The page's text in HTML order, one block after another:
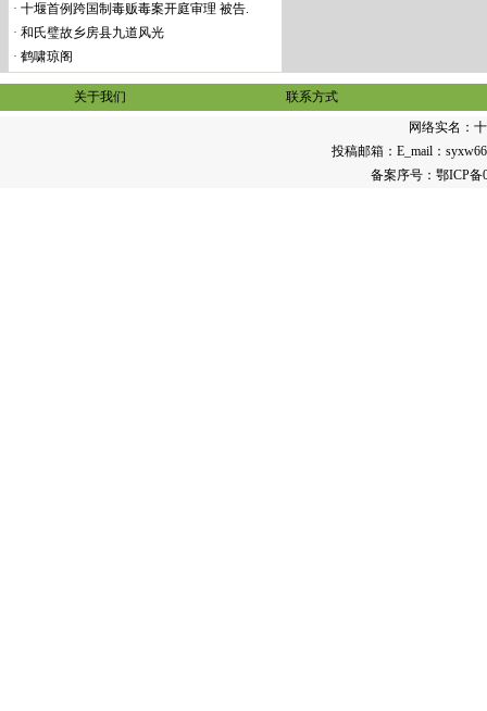
· 十堰首例跨国制毒贩毒案开庭审理 被告.
· 和氏璧故乡房县九道风光
· 鹤啸琼阁
关于我们
联系方式
网络实名：
投稿邮箱：E_mail：
备案序号： 鄂ICP备